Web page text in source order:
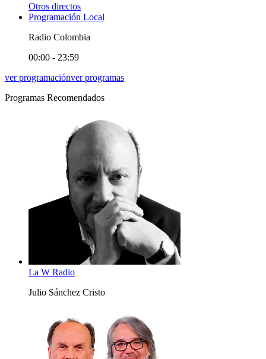
Otros directos
Programación Local
Radio Colombia
00:00 - 23:59
ver programaciónver programas
Programas Recomendados
La W Radio
Julio Sánchez Cristo